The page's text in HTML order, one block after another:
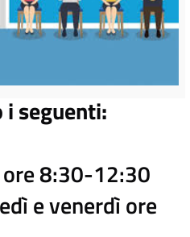
seguenti:
8:30-12:30
e venerdì ore